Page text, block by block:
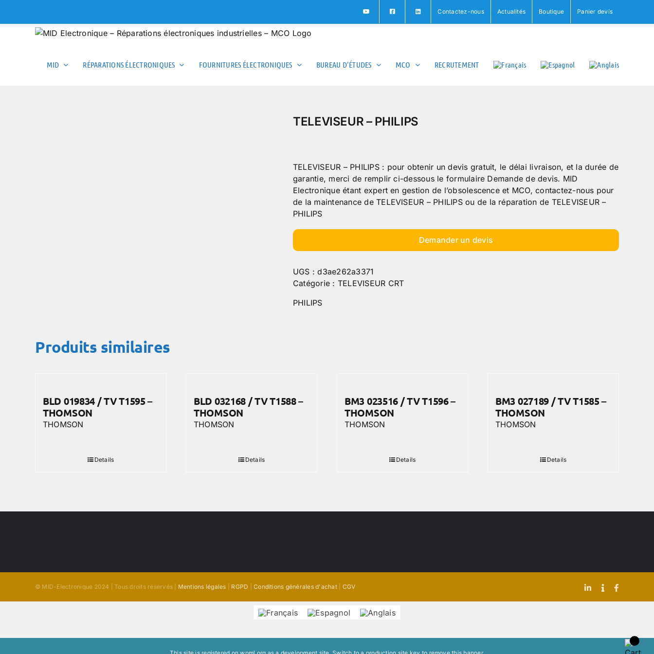
Contactez-nous Actualités Boutique Panier devis
MID RÉPARATIONS ÉLECTRONIQUES FOURNITURES ÉLECTRONIQUES BUREAU D’ÉTUDES MCO RECRUTEMENT
TELEVISEUR – PHILIPS
TELEVISEUR – PHILIPS : pour obtenir un devis gratuit, le délai livraison, et la durée de
garantie, merci de remplir ci-dessous le formulaire Demande de devis. MID
Electronique étant expert en gestion de l’obsolescence et MCO, contactez-nous pour
de la maintenance de TELEVISEUR – PHILIPS ou de la réparation de TELEVISEUR –
PHILIPS
Demander un devis
UGS :d3ae262a3371
Catégorie : TELEVISEUR CRT
PHILIPS
Produits similaires
BLD 019834 / TV T1595 –
THOMSON
THOMSON
Details
BLD 032168 / TV T1588 –
THOMSON
THOMSON
Details
BM3 023516 / TV T1596 –
THOMSON
THOMSON
Details
BM3 027189 / TV T1585 –
THOMSON
THOMSON
Details
© MID-Electronique 2024 | Tous droits réservés | Mentions légales RGPD |Conditions générales d'achat| CGV LinkedIn
Indeed